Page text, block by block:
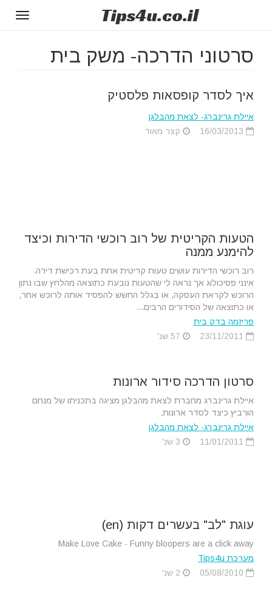
Tips4u.co.il
סרטוני הדרכה- משק בית
איך לסדר קופסאות פלסטיק
איילת גרינברג- לצאת מהבלגן
קצר מאוד
הטעות הקריטית של רוב רוכשי הדירות וכיצד
להימנע ממנה
רוב רוכשי הדירות עושים טעות קריטית אחת בעת רכישת דירה.
אינני פסיכולוג אך נראה לי שהטעות נובעת כתוצאה מהלחץ שבו נתון
הרוכש לקראת העסקה, או בגלל החשש להפסיד אותה לרוכש אחר,
או כתוצאה של הסידורים הרבים...
פריזמה בדק בית
סרטון הדרכה סידור ארונות
איילת גרינברג מחברת לצאת מהבלגן מציגה בתכניתו של מנחם
הורביץ כיצד לסדר ארונות.
איילת גרינברג- לצאת מהבלגן
עוגת "לב" בעשרים דקות (en)
Make Love Cake - Funny bloopers are a click away
מערכת Tips4u